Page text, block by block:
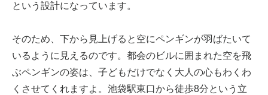
という設計になっています。
そのため、下から見上げると空にペンギンが羽ばたいて
いるように見えるのです。都会のビルに囲まれた空を飛
ぶペンギンの姿は、子どもだけでなく大人の心もわくわ
くさせてくれますよ。池袋駅東口から徒歩8分という立